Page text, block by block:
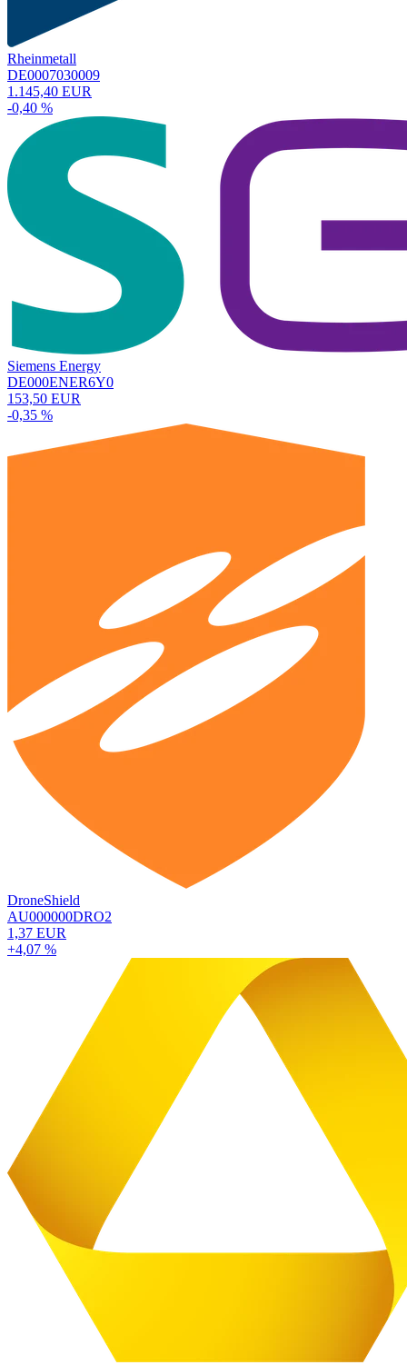
Rheinmetall
DE0007030009
1.145,40 EUR
-0,40 %
Siemens Energy
DE000ENER6Y0
153,50 EUR
-0,35 %
DroneShield
AU000000DRO2
1,37 EUR
+4,07 %